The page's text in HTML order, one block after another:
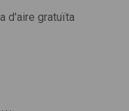
d'aire gratuïta